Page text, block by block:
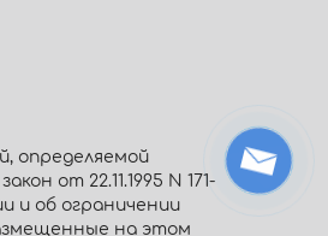
определяемой
от 22.11.1995 N 171-
и об ограничении
на этом